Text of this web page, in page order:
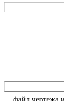
файл чертежа